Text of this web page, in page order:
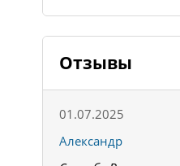
Отзывы
01.07.2025
Александр